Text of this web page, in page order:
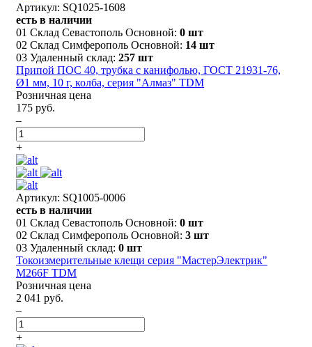
Артикул: SQ1025-1608
есть в наличии
01 Склад Севастополь Основной: 0 шт
02 Склад Симферополь Основной: 14 шт
03 Удаленный склад: 257 шт
Припой ПОС 40, трубка с канифолью, ГОСТ 21931-76,
Ø1 мм, 10 г, колба, серия "Алмаз" TDM
Розничная цена
175 руб.
–
+
Артикул: SQ1005-0006
есть в наличии
01 Склад Севастополь Основной: 0 шт
02 Склад Симферополь Основной: 3 шт
03 Удаленный склад: 0 шт
Токоизмерительные клещи серия "МастерЭлектрик"
М266F TDM
Розничная цена
2 041 руб.
–
+